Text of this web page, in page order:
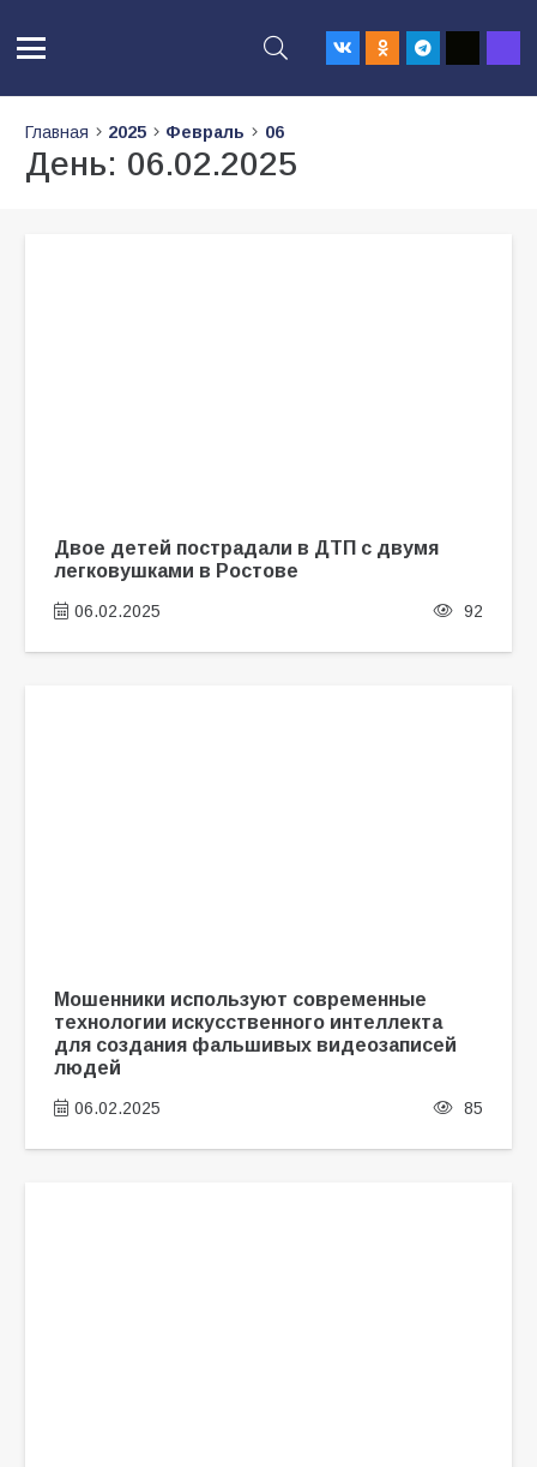
Главная 2025 Февраль 06
День: 06.02.2025
Двое детей пострадали в ДТП с двумя
легковушками в Ростове
06.02.2025 92
Мошенники используют современные
технологии искусственного интеллекта
для создания фальшивых видеозаписей
людей
06.02.2025 85